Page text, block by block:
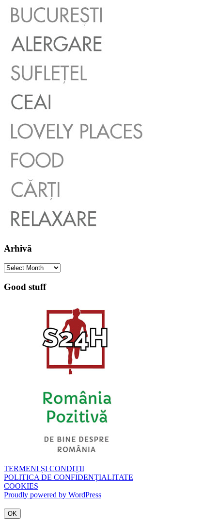
Arhivă
Arhivă
Good stuff
TERMENI ȘI CONDIȚII
POLITICA DE CONFIDENȚIALITATE
COOKIES
Proudly powered by WordPress
OK